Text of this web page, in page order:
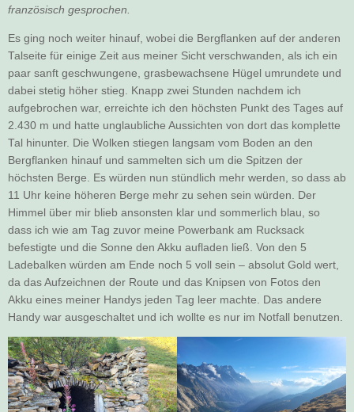
französisch gesprochen.
Es ging noch weiter hinauf, wobei die Bergflanken auf der anderen
Talseite für einige Zeit aus meiner Sicht verschwanden, als ich ein
paar sanft geschwungene, grasbewachsene Hügel umrundete und
dabei stetig höher stieg. Knapp zwei Stunden nachdem ich
aufgebrochen war, erreichte ich den höchsten Punkt des Tages auf
2.430 m und hatte unglaubliche Aussichten von dort das komplette
Tal hinunter. Die Wolken stiegen langsam vom Boden an den
Bergflanken hinauf und sammelten sich um die Spitzen der
höchsten Berge. Es würden nun stündlich mehr werden, so dass ab
11 Uhr keine höheren Berge mehr zu sehen sein würden. Der
Himmel über mir blieb ansonsten klar und sommerlich blau, so
dass ich wie am Tag zuvor meine Powerbank am Rucksack
befestigte und die Sonne den Akku aufladen ließ. Von den 5
Ladebalken würden am Ende noch 5 voll sein – absolut Gold wert,
da das Aufzeichnen der Route und das Knipsen von Fotos den
Akku eines meiner Handys jeden Tag leer machte. Das andere
Handy war ausgeschaltet und ich wollte es nur im Notfall benutzen.